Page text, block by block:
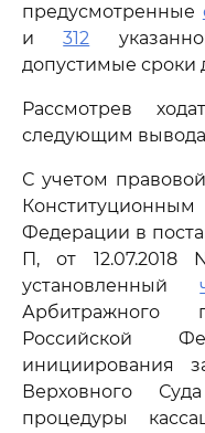
предусмотренные
и312
допустимые сроки
Рассмотрев
следующим
С учетом
Федерации в
П, от 12.07.2018
установленный
Арбитражного
Российской
инициирования
Верховного
процедуры